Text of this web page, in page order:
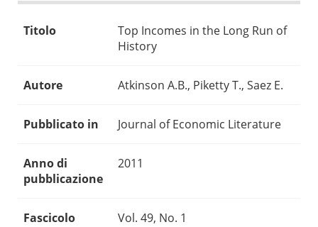
Titolo
Top Incomes in the Long Run of
History
Autore Atkinson A.B., Piketty T., Saez E.
Pubblicato in Journal of Economic Literature
Anno di
pubblicazione
2011
Fascicolo Vol. 49, No. 1